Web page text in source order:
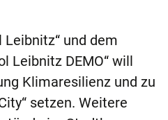
und dem
Leibnitz DEMO“ will
Klimaresilienz und zu
setzen. Weitere